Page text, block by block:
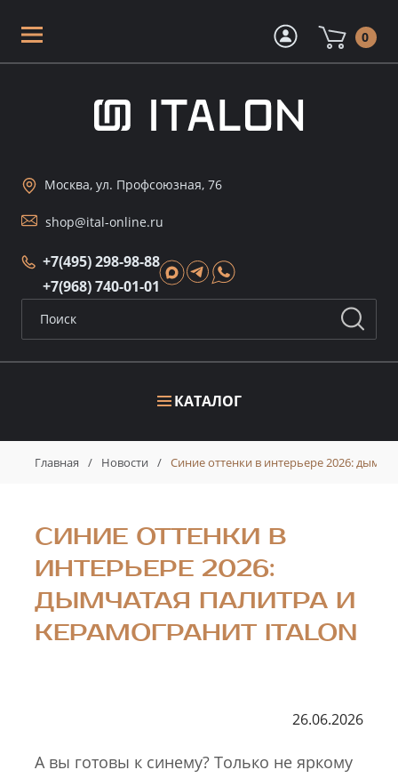
0
КАТАЛОГ
Москва, ул. Профсоюзная, 76
shop@ital-online.ru
+7(495) 298-98-88
+7(968) 740-01-01
Главная / Новости / Синие оттенки в интерьере 2026:
СИНИЕ ОТТЕНКИ В
ИНТЕРЬЕРЕ 2026:
ДЫМЧАТАЯ ПАЛИТРА И
КЕРАМОГРАНИТ ITALON
26.06.2026
А вы готовы к синему? Только не яркому